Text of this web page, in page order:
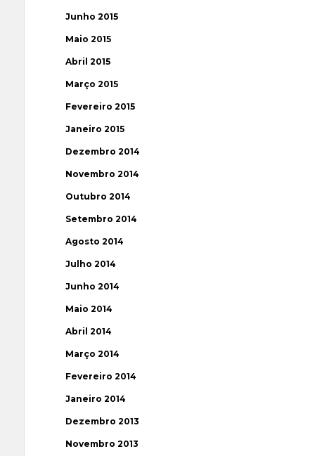
Junho 2015
Maio 2015
Abril 2015
Março 2015
Fevereiro 2015
Janeiro 2015
Dezembro 2014
Novembro 2014
Outubro 2014
Setembro 2014
Agosto 2014
Julho 2014
Junho 2014
Maio 2014
Abril 2014
Março 2014
Fevereiro 2014
Janeiro 2014
Dezembro 2013
Novembro 2013